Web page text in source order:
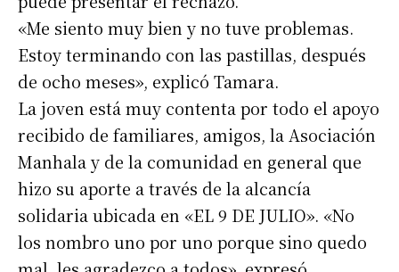
«Me siento muy bien y no tuve problemas.
Estoy terminando con las pastillas, después
de ocho meses», explicó Tamara.
La joven está muy contenta por todo el apoyo
recibido de familiares, amigos, la Asociación
Manhala y de la comunidad en general que
hizo su aporte a través de la alcancía
solidaria ubicada en «EL 9 DE JULIO». «No
los nombro uno por uno porque sino quedo